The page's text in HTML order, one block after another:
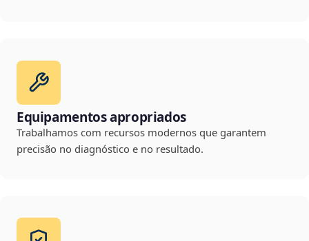
Equipamentos apropriados
Trabalhamos com recursos modernos que garantem
precisão no diagnóstico e no resultado.